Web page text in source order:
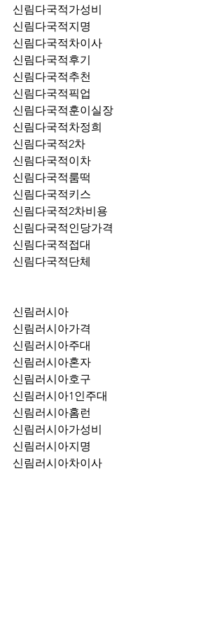
신림다국적가성비
신림다국적지명
신림다국적차이사
신림다국적후기
신림다국적추천
신림다국적훈이실장
신림다국적차정희
신림다국적2차
신림다국적이차
신림다국적룸떡
신림다국적키스
신림다국적2차비용
신림다국적인당가격
신림다국적접대
신림다국적단체
신림러시아
신림러시아가격
신림러시아주대
신림러시아혼자
신림러시아호구
신림러시아1인주대
신림러시아홈런
신림러시아가성비
신림러시아지명
신림러시아차이사